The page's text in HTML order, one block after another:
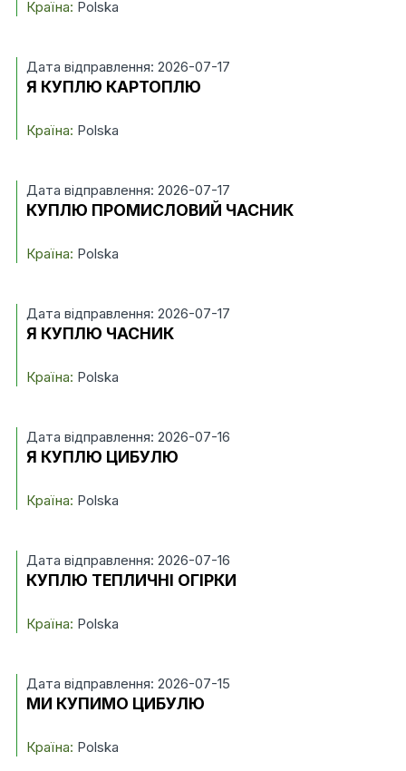
Країна: Polska
Дата відправлення: 2026-07-17
Я КУПЛЮ КАРТОПЛЮ
Країна: Polska
Дата відправлення: 2026-07-17
КУПЛЮ ПРОМИСЛОВИЙ ЧАСНИК
Країна: Polska
Дата відправлення: 2026-07-17
Я КУПЛЮ ЧАСНИК
Країна: Polska
Дата відправлення: 2026-07-16
Я КУПЛЮ ЦИБУЛЮ
Країна: Polska
Дата відправлення: 2026-07-16
КУПЛЮ ТЕПЛИЧНІ ОГІРКИ
Країна: Polska
Дата відправлення: 2026-07-15
МИ КУПИМО ЦИБУЛЮ
Країна: Polska